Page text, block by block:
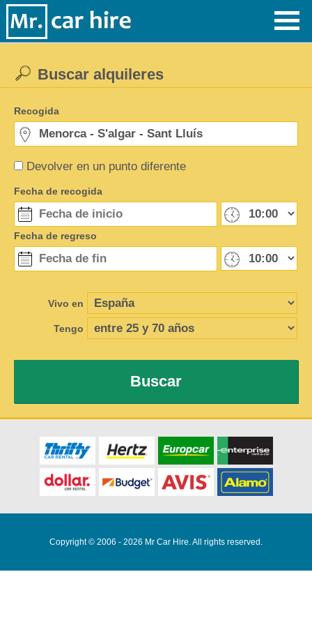
Devolver en un punto diferente
Buscar alquileres
Recogida
Fecha de recogida
Fecha de regreso
Vivo en
Tengo
Buscar
Copyright © 2006 - 2026 Mr Car Hire. All rights reserved.